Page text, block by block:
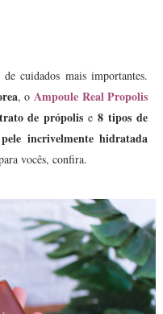
cuidados mais importantes.
, oAmpoule Real Propolis
de própolise 8 tipos de
incrivelmente hidratada
vocês, confira.